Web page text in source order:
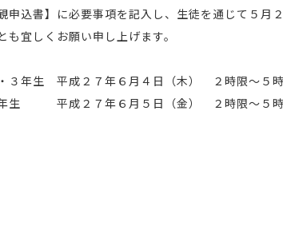
観申込書】に必要事項を記入し、生徒を通じて５月
も宜しくお願い申し上げます。
３年生 平成２７年６月４日（木） ２時限～５
生 平成２７年６月５日（金） ２時限～５